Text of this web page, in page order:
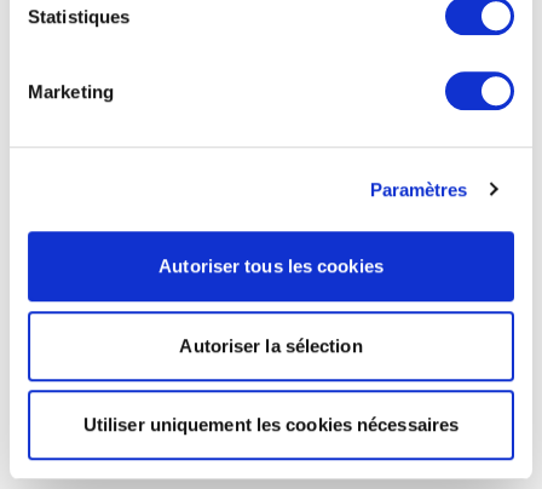
Statistiques
Marketing
Paramètres
Autoriser tous les cookies
Autoriser la sélection
Utiliser uniquement les cookies nécessaires